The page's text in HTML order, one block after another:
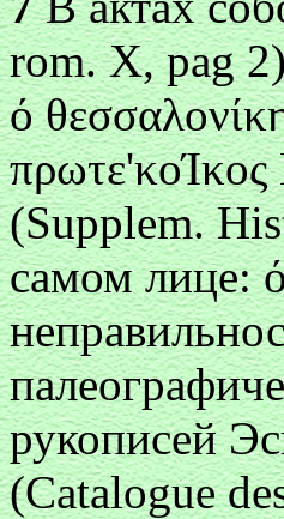
rom. X, pag
ό
(Supplem.
самом лице:
рукописей
(Catalogue